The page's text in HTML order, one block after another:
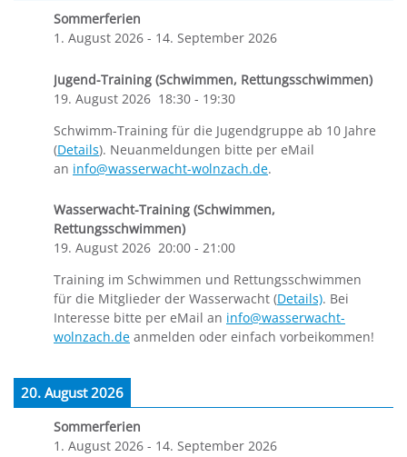
Sommerferien
1. August 2026 - 14. September 2026
Jugend-Training (Schwimmen, Rettungsschwimmen)
19. August 2026 18:30 - 19:30
Schwimm-Training für die Jugendgruppe ab 10 Jahre
(Details). Neuanmeldungen bitte per eMail
an info@wasserwacht-wolnzach.de.
Wasserwacht-Training (Schwimmen,
Rettungsschwimmen)
19. August 2026 20:00 - 21:00
Training im Schwimmen und Rettungsschwimmen
für die Mitglieder der Wasserwacht (Details). Bei
Interesse bitte per eMail an info@wasserwacht-
wolnzach.de anmelden oder einfach vorbeikommen!
20. August 2026
Sommerferien
1. August 2026 - 14. September 2026